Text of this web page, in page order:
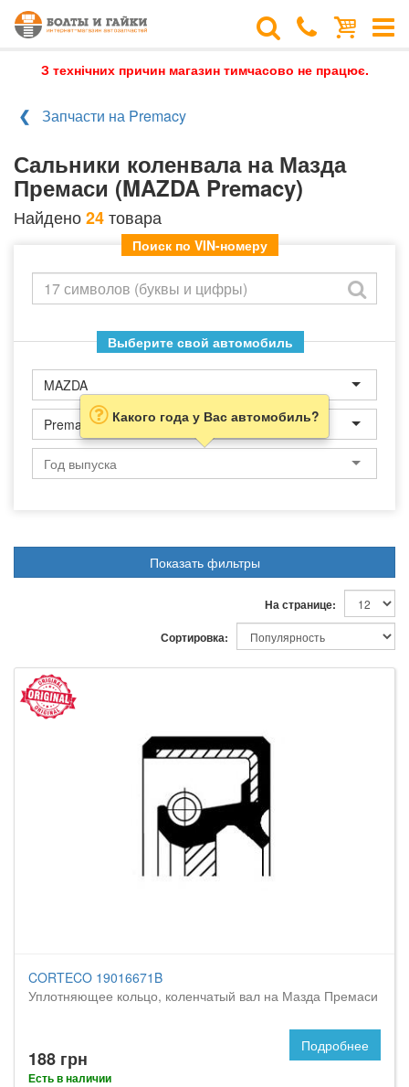
З технічних причин магазин тимчасово не працює.
Запчасти на Premacy
Сальники коленвала на Мазда
Премаси (MAZDA Premacy)
Найдено24товара
Поиск по VIN-номеру
Выберите свой автомобиль
MAZDA
Premacy Какого года у Вас автомобиль?
Показать фильтры
На странице:
Сортировка:
CORTECO 19016671B
Уплотняющее кольцо, коленчатый вал на Мазда Премаси
188 грн
Есть в наличии
Подробнее